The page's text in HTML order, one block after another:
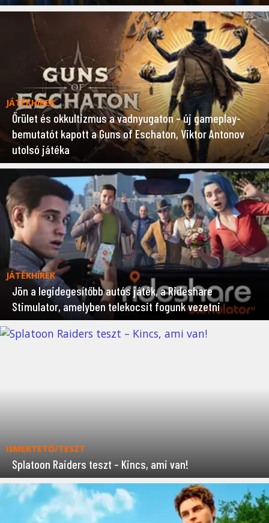
JÁTÉKHÍREK
Őrület és okkultizmus a vadnyugaton – új gameplay-
bemutatót kapott a Guns of Eschaton, Viktor Antonov
utolsó játéka
JÁTÉKHÍREK
Jön a legidegesítőbb autós játék, a Rideshare
Stimulator, amelyben telekocsit fogunk vezetni
ISMERTETŐ/TESZT
Splatoon Raiders teszt – Kincs, ami van!